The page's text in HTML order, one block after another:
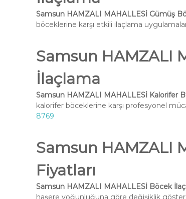
Samsun HAMZALI MAHALLESİ Gümüş
böceklerine karşı etkili ilaçlama
Samsun HAMZALI
İlaçlama
Samsun HAMZALI MAHALLESİ Kalorifer
kalorifer böceklerine karşı profesyonel
8769
Samsun HAMZALI
Fiyatları
Samsun HAMZALI MAHALLESİ Böcek
haşere yoğunluğuna göre değişiklik